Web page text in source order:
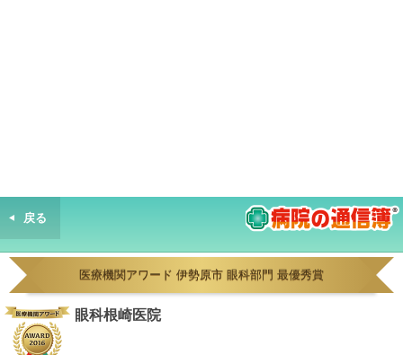
戻る
医療機関アワード 伊勢原市 眼科部門 最優秀賞
眼科根崎医院